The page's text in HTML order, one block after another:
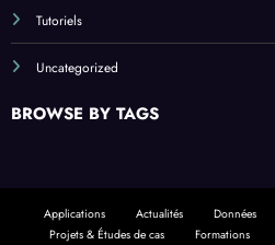
Tutoriels
Uncategorized
BROWSE BY TAGS
Applications Actualités Données
Projets & Études de cas
Formations